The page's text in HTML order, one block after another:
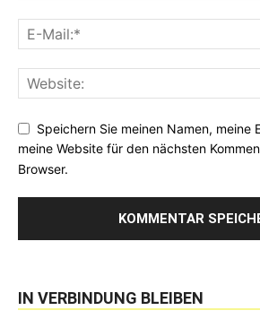
Speichern Sie meinen Namen, meine
meine Website für den nächsten
Browser.
IN VERBINDUNG BLEIBEN